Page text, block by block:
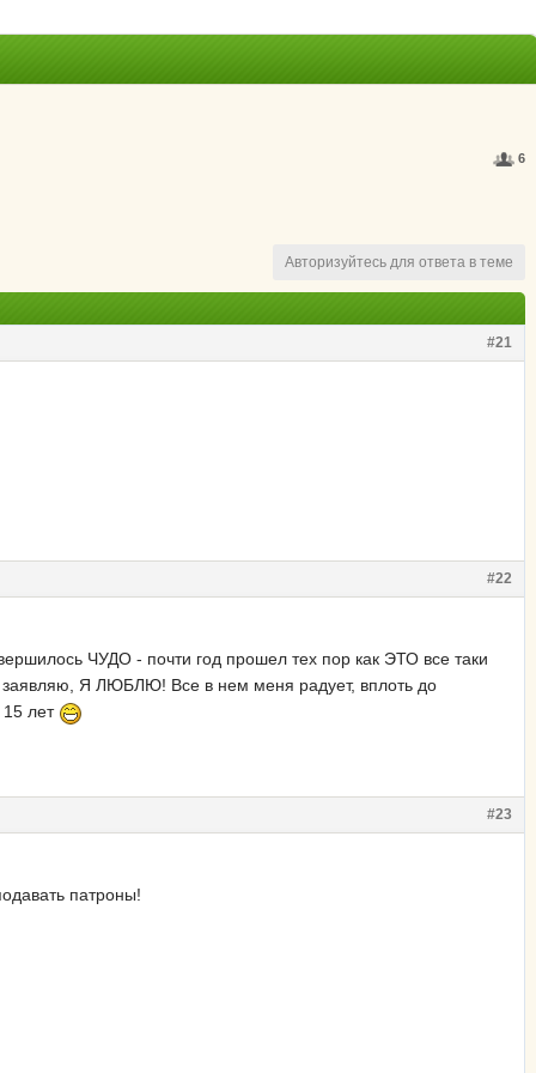
6
Авторизуйтесь для ответа в теме
#21
#22
ЧУДО - почти год прошел тех пор как ЭТО все таки
заявляю, Я ЛЮБЛЮ! Все в нем меня радует, вплоть до
лет
#23
патроны!